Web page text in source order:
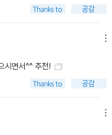
들이 작용하는데, 전조나 신탁
행위를 하도록 충동하거나 혹은
인 차원에서는 전략과 정치적
, 그러한 것에는 인간의 탐욕
귀한 품성 등이 작용한다. 물론
원전 5세기라는 시대적 한계
숙명적 존재가 아니라 신에
을 결정할 수 있는 매우 광범위
시면서^^ 추천!